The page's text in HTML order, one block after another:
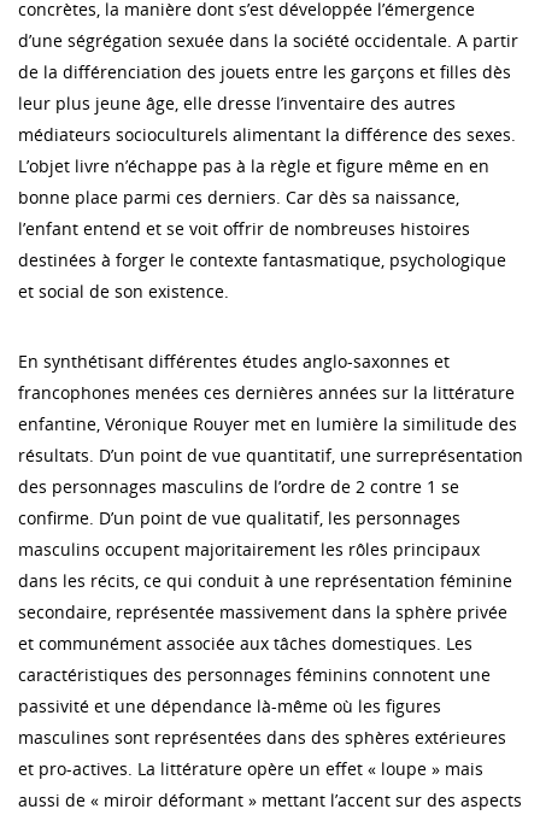
concrètes, la manière dont s’est développée l’émergence
d’une ségrégation sexuée dans la société occidentale. A partir
de la différenciation des jouets entre les garçons et filles dès
leur plus jeune âge, elle dresse l’inventaire des autres
médiateurs socioculturels alimentant la différence des sexes.
L’objet livre n’échappe pas à la règle et figure même en en
bonne place parmi ces derniers. Car dès sa naissance,
l’enfant entend et se voit offrir de nombreuses histoires
destinées à forger le contexte fantasmatique, psychologique
et social de son existence.
En synthétisant différentes études anglo-saxonnes et
francophones menées ces dernières années sur la littérature
enfantine, Véronique Rouyer met en lumière la similitude des
résultats. D’un point de vue quantitatif, une surreprésentation
des personnages masculins de l’ordre de 2 contre 1 se
confirme. D’un point de vue qualitatif, les personnages
masculins occupent majoritairement les rôles principaux
dans les récits, ce qui conduit à une représentation féminine
secondaire, représentée massivement dans la sphère privée
et communément associée aux tâches domestiques. Les
caractéristiques des personnages féminins connotent une
passivité et une dépendance là-même où les figures
masculines sont représentées dans des sphères extérieures
et pro-actives. La littérature opère un effet « loupe » mais
aussi de « miroir déformant » mettant l’accent sur des aspects